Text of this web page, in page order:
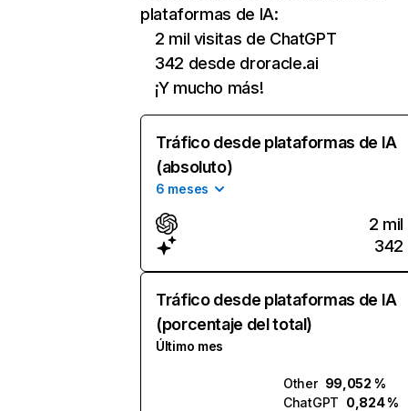
plataformas de IA:
2 mil visitas de ChatGPT
342 desde droracle.ai
¡Y mucho más!
Tráfico desde plataformas de IA
(absoluto)
6 meses
2 mil
342
Tráfico desde plataformas de IA
(porcentaje del total)
Último mes
Other 99,052 %
ChatGPT 0,824 %